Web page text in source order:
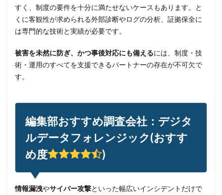
すく、制度の要件を十分に満たせないケースもあります。と
くに客観性が求められる外部診断やログの分析、証拠保全に
は専門的な技術と実績が必要です。
被害を未然に防ぎ、かつ事後対応にも備えるには、制度・技
術・運用のすべてを支援できるパートナーの存在が不可欠で
す。
編集部おすすめ調査会社：デジタ
ルデータフォレンジック(おすす
め度
)
情報漏洩やサイバー攻撃といった幅広いインシデントだけで